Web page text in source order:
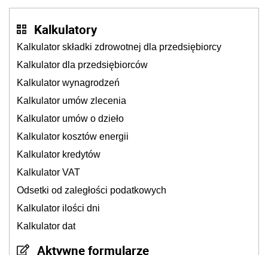
Kalkulatory
Kalkulator składki zdrowotnej dla przedsiębiorcy
Kalkulator dla przedsiębiorców
Kalkulator wynagrodzeń
Kalkulator umów zlecenia
Kalkulator umów o dzieło
Kalkulator kosztów energii
Kalkulator kredytów
Kalkulator VAT
Odsetki od zaległości podatkowych
Kalkulator ilości dni
Kalkulator dat
Aktywne formularze